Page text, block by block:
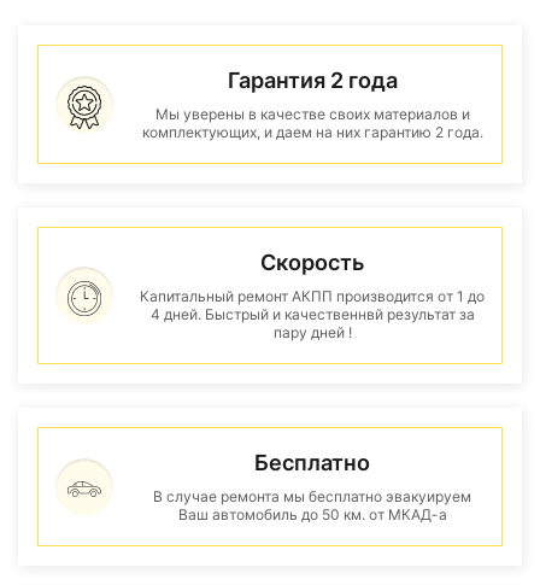
Гарантия 2 года
Мы уверены в качестве своих материалов и
комплектующих, и даем на них гарантию 2 года.
Скорость
Капитальный ремонт АКПП производится от 1 до
4 дней. Быстрый и качественнвй результат за
пару дней !
Бесплатно
В случае ремонта мы бесплатно эвакуируем
Ваш автомобиль до 50 км. от МКАД-а